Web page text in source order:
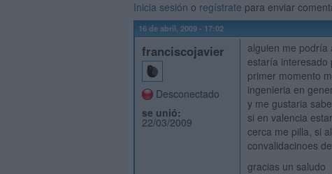
Inicia sesión o regístrate para enviar
16 de abril, 2009 - 17:02
franciscojavier
Desconectado
se unió:
22/03/2009
alguien me podría
estaría interesado
primer momento
ingenieria en
y me gustaria
si en valencia
cerca me pilla, si
convalidacinoes
gracias un saludo